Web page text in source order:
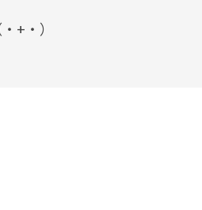
・+・）